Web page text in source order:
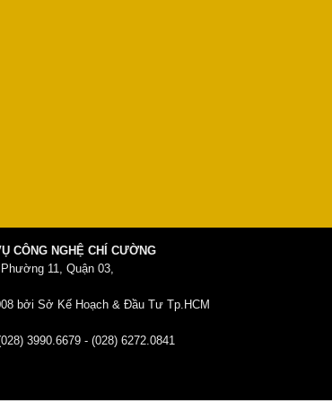
CÔNG NGHỆ CHÍ CƯỜNG
11, Quận 03,
bởi Sở Kế Hoạch & Đầu Tư Tp.HCM
3990.6679 - (028) 6272.0841